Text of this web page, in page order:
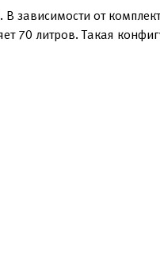
зависимости от
70 литров. Такая